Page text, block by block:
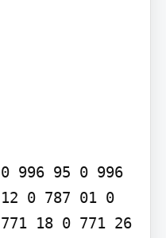
996 95 0 996
0 787 01 0
18 0 771 26